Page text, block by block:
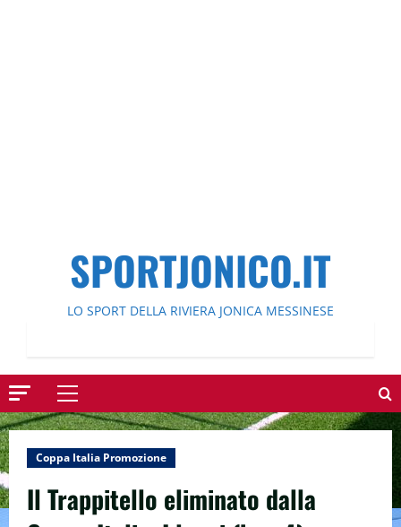
SPORTJONICO.IT
LO SPORT DELLA RIVIERA JONICA MESSINESE
Menu
principale
Coppa Italia Promozione
Il Trappitello eliminato dalla